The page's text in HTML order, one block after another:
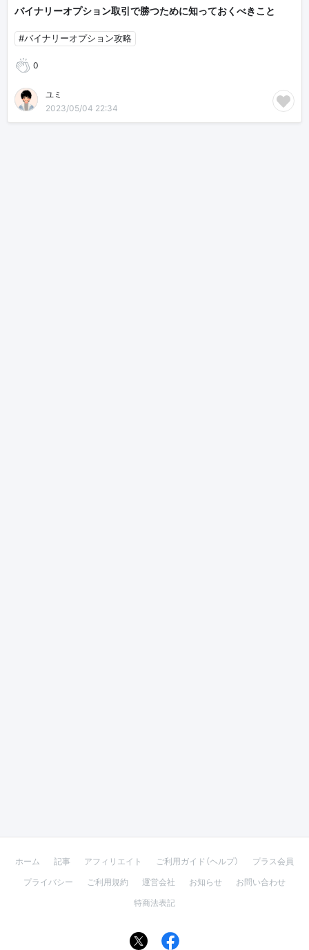
バイナリーオプション取引で勝つために知っておくべきこと
#バイナリーオプション攻略
0
ユミ
2023/05/04 22:34
ホーム 記事 アフィリエイト ご利用ガイド（ヘルプ）
プラス会員
プライバシー
ご利用規約 運営会社 お知らせ
お問い合わせ
特商法表記